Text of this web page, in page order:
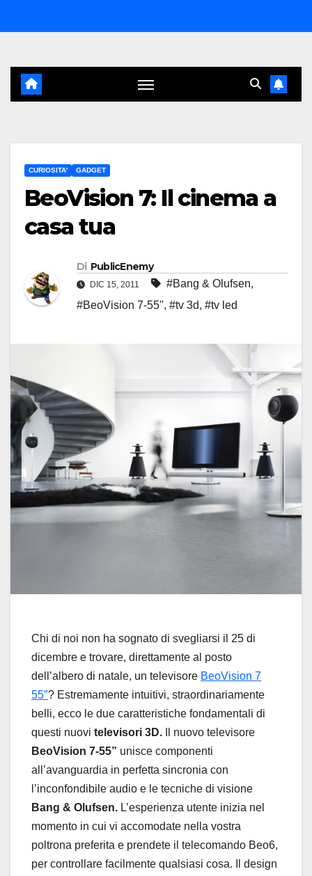
al
CURIOSITA' GADGET
BeoVision 7: Il cinema a
casa tua
Di PublicEnemy
DIC 15, 2011 #Bang & Olufsen,
#BeoVision 7-55'', #tv 3d, #tv led
Chi di noi non ha sognato di svegliarsi il 25 di
dicembre e trovare, direttamente al posto
dell’albero di natale, un televisore BeoVision 7
55″? Estremamente intuitivi, straordinariamente
belli, ecco le due caratteristiche fondamentali di
questi nuovi televisori 3D.
Il nuovo televisore
BeoVision 7-55” unisce componenti
all’avanguardia in perfetta sincronia con
l’inconfondibile audio e le tecniche di visione
Bang & Olufsen. L’esperienza utente inizia nel
momento in cui vi accomodate nella vostra
poltrona preferita e prendete il telecomando Beo6,
per controllare facilmente qualsiasi cosa. Il design